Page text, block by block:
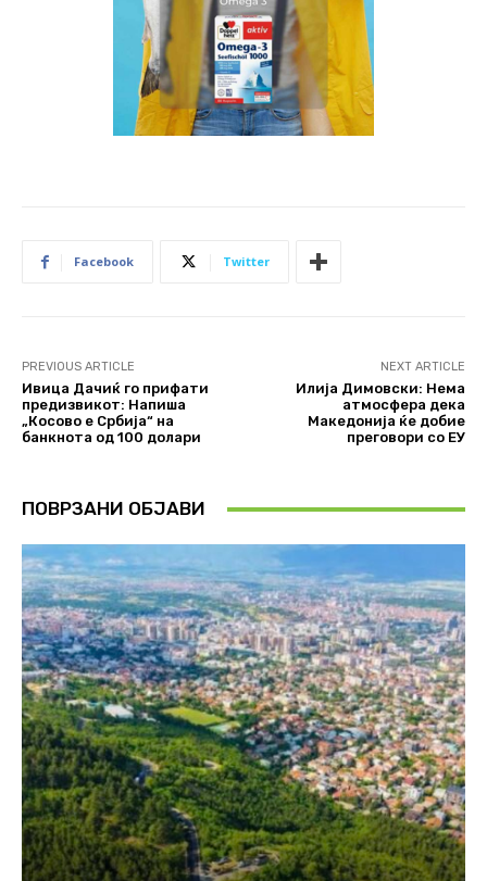
Facebook Twitter
PREVIOUS ARTICLE
Ивица Дачиќ го прифати
предизвикот: Напиша
„Косово е Србија“ на
банкнота од 100 долари
NEXT ARTICLE
Илија Димовски: Нема
атмосфера дека
Македонија ќе добие
преговори со ЕУ
ПОВРЗАНИ ОБЈАВИ